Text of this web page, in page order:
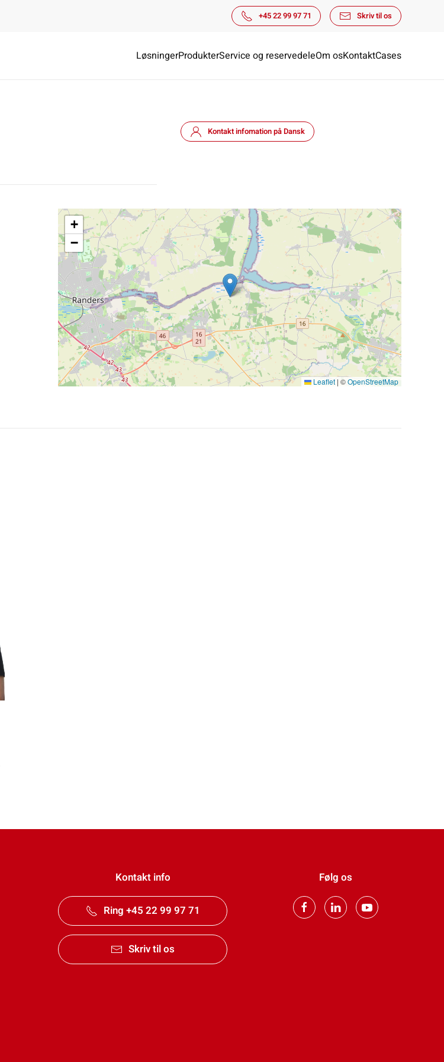
+45 22 99 97 71 Skriv til os
LøsningerProdukterService og reservedeleOm osKontaktCases
Kontakt infomation på Dansk
+
−
Leaflet | ©OpenStreetMap
Kontakt info
Ring +45 22 99 97 71
Skriv til os
Følg os